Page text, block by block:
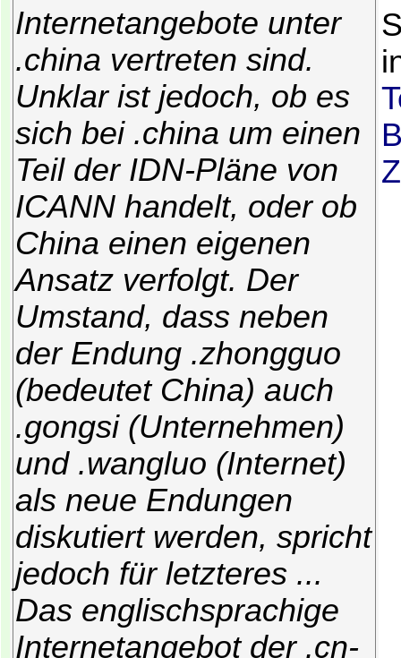
Internetangebote unter
.china vertreten sind.
Unklar ist jedoch, ob es
sich bei .china um einen
Teil der IDN-Pläne von
ICANN handelt, oder ob
China einen eigenen
Ansatz verfolgt. Der
Umstand, dass neben
der Endung .zhongguo
(bedeutet China) auch
.gongsi (Unternehmen)
und .wangluo (Internet)
als neue Endungen
diskutiert werden, spricht
jedoch für letzteres ...
Das englischsprachige
Internetangebot der .cn-